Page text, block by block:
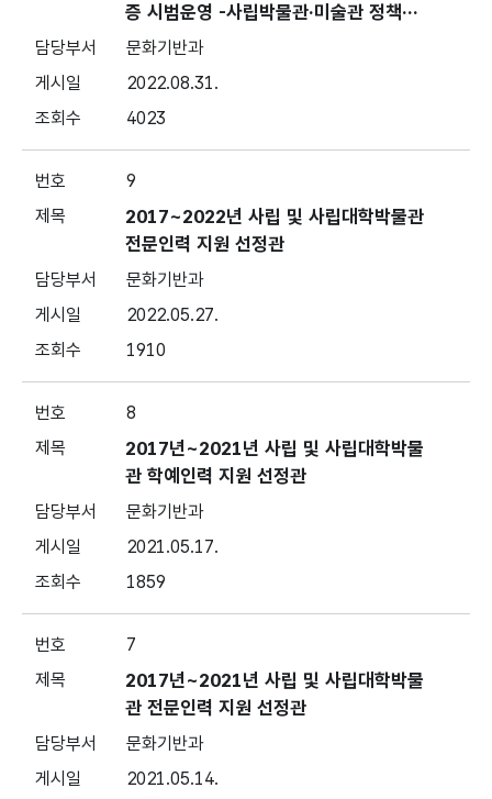
증 시범운영 -사립박물관·미술관 정책의
재정립과 평가인증제 시행방안 연구-
문화기반과
2022.08.31.
4023
9
2017~2022년 사립 및 사립대학박물관
전문인력 지원 선정관
문화기반과
2022.05.27.
1910
8
2017년~2021년 사립 및 사립대학박물
관 학예인력 지원 선정관
문화기반과
2021.05.17.
1859
7
2017년~2021년 사립 및 사립대학박물
관 전문인력 지원 선정관
문화기반과
2021.05.14.